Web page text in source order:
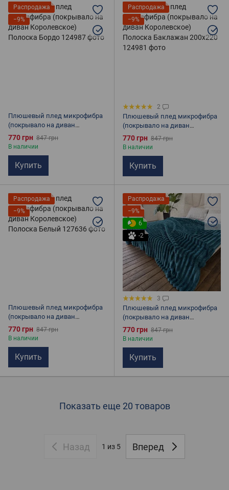
Распродажа
−9%
Плюшевый плед микрофибра
(покрывало на диван
Королевское) Полоска Бордо
770 грн 847 грн
В наличии
Купить
Распродажа
−9%
2
Плюшевый плед микрофибра
(покрывало на диван
Королевское) Полоска
Баклажан 200х220
770 грн 847 грн
В наличии
Купить
Распродажа
−9%
Плюшевый плед микрофибра
(покрывало на диван
Королевское) Полоска Белый
770 грн 847 грн
В наличии
Купить
Распродажа
−9%
6
-2
3
Плюшевый плед микрофибра
(покрывало на диван
Королевское) Полоска Бирюза
770 грн 847 грн
В наличии
Купить
Показать еще 20 товаров
Назад 1 из 5 Вперед